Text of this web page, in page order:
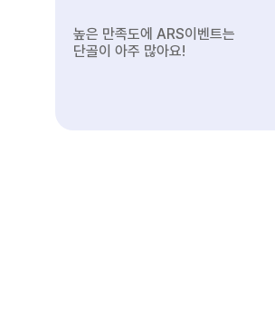
높은 만족도에 ARS이벤트는
단골이 아주 많아요!